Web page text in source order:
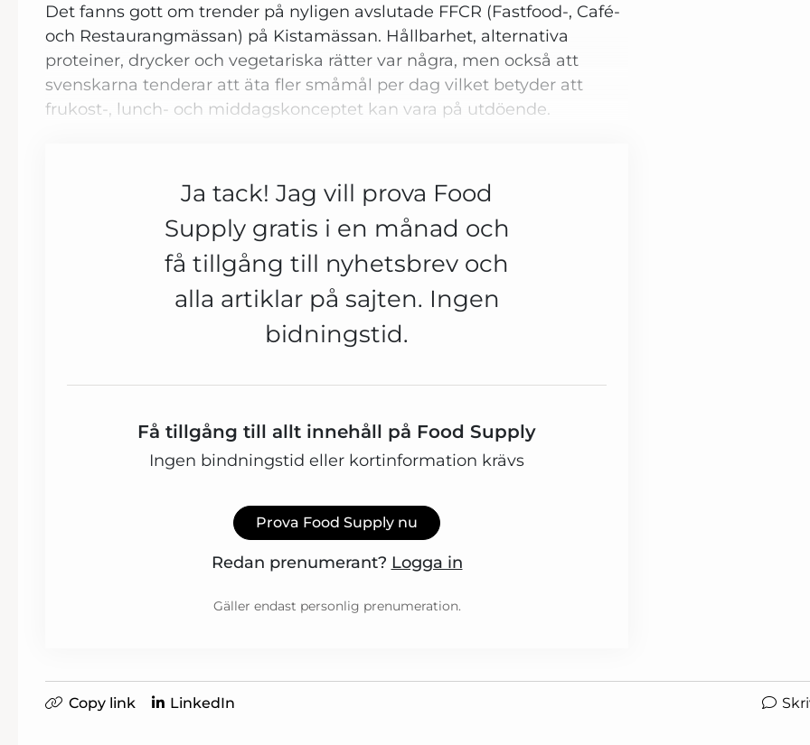
Det fanns gott om trender på nyligen avslutade FFCR (Fastfood-, Café-
och Restaurangmässan) på Kistamässan. Hållbarhet, alternativa
proteiner, drycker och vegetariska rätter var några, men också att
svenskarna tenderar att äta fler småmål per dag vilket betyder att
frukost-, lunch- och middagskonceptet kan vara på utdöende.
Ja tack! Jag vill prova Food
Supply gratis i en månad och
få tillgång till nyhetsbrev och
alla artiklar på sajten. Ingen
bidningstid.
Få tillgång till allt innehåll på Food Supply
Ingen bindningstid eller kortinformation krävs
Prova Food Supply nu
Redan prenumerant? Logga in
Gäller endast personlig prenumeration.
Copy link LinkedIn